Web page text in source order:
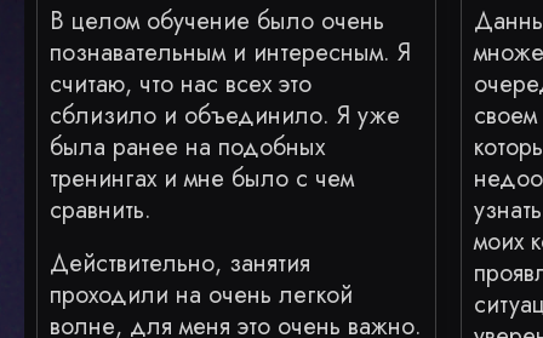
В целом обучение было очень
познавательным и интересным. Я
считаю, что нас всех это
сблизило и объединило. Я уже
была ранее на подобных
тренингах и мне было с чем
сравнить.
Действительно, занятия
проходили на очень легкой
волне, для меня это очень важно.
моих